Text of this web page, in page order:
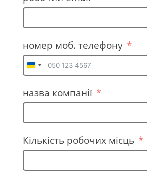
номер моб. телефону
U
r
i
n
e
+
назва компанії
Кількість робочих місць